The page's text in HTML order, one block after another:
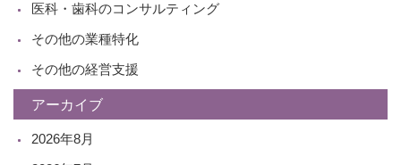
医科・歯科のコンサルティング
その他の業種特化
その他の経営支援
アーカイブ
2026年8月